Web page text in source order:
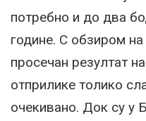
потребно и до два
године. С обзиром на
просечан резултат
отприлике толико
очекивано. Док су у